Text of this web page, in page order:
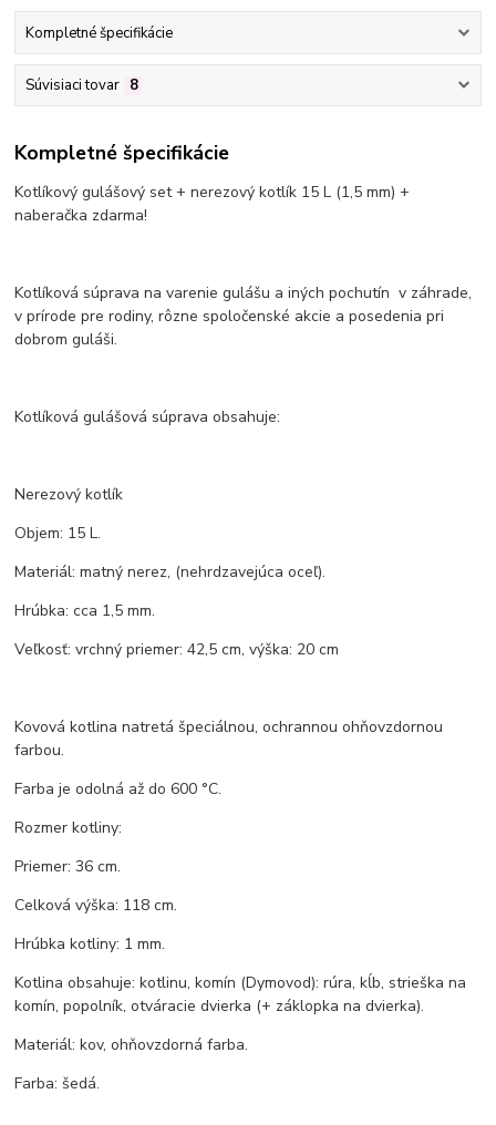
Kompletné špecifikácie
Súvisiaci tovar 8
Kompletné špecifikácie
Kotlíkový gulášový set + nerezový kotlík 15 L (1,5 mm) +
naberačka zdarma!
Kotlíková súprava na varenie gulášu a iných pochutín v záhrade,
v prírode pre rodiny, rôzne spoločenské akcie a posedenia pri
dobrom guláši.
Kotlíková gulášová súprava obsahuje:
Nerezový kotlík
Objem: 15 L.
Materiál: matný nerez, (nehrdzavejúca oceľ).
Hrúbka: cca 1,5 mm.
Veľkosť: vrchný priemer: 42,5 cm, výška: 20 cm
Kovová kotlina natretá špeciálnou, ochrannou ohňovzdornou
farbou.
Farba je odolná až do 600 °C.
Rozmer kotliny:
Priemer: 36 cm.
Celková výška: 118 cm.
Hrúbka kotliny: 1 mm.
Kotlina obsahuje: kotlinu, komín (Dymovod): rúra, kĺb, strieška na
komín, popolník, otváracie dvierka (+ záklopka na dvierka).
Materiál: kov, ohňovzdorná farba.
Farba: šedá.